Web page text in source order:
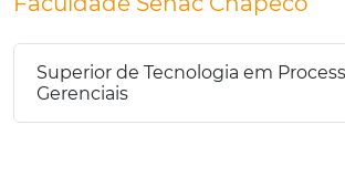
Superior de Tecnologia em
Gerenciais